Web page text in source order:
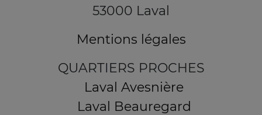
53000 Laval
Mentions légales
QUARTIERS PROCHES
Laval Avesnière
Laval Beauregard